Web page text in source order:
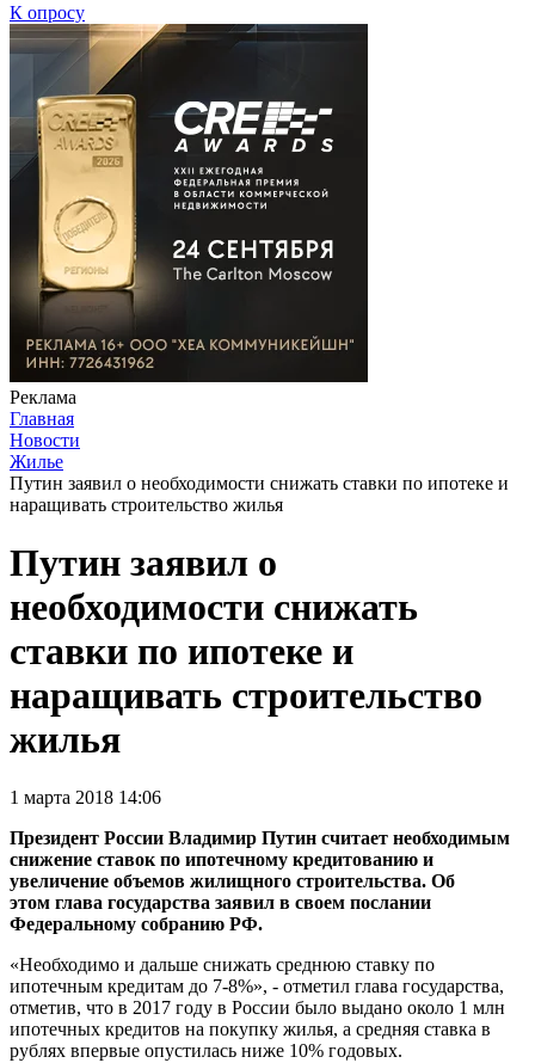
К опросу
Реклама
Главная
Новости
Жилье
Путин заявил о необходимости снижать ставки по ипотеке и
наращивать строительство жилья
Путин заявил о
необходимости снижать
ставки по ипотеке и
наращивать строительство
жилья
1 марта 2018 14:06
Президент России Владимир Путин считает необходимым
снижение ставок по ипотечному кредитованию и
увеличение объемов жилищного строительства. Об
этом глава государства заявил в своем послании
Федеральному собранию РФ.
«Необходимо и дальше снижать среднюю ставку по
ипотечным кредитам до 7-8%», - отметил глава государства,
отметив, что в 2017 году в России было выдано около 1 млн
ипотечных кредитов на покупку жилья, а средняя ставка в
рублях впервые опустилась ниже 10% годовых.